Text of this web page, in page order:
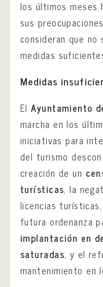
los últimos meses
sus
consideran que
medidas
Medidas
ElAyuntamiento
marcha en los
iniciativas para
del turismo
creación de un
turísticas, la
licencias
futura ordenanza
implantación en
saturadas, y el
mantenimiento en